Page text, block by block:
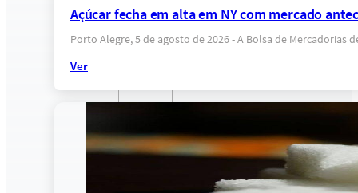
Açúcar fecha em alta em NY com mercado
Porto Alegre, 5 de agosto de 2026 - A Bolsa de Mercadorias
Ver